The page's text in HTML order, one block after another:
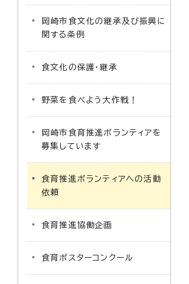
岡崎市食文化の継承及び振興に
関する条例
食文化の保護・継承
野菜を食べよう大作戦！
岡崎市食育推進ボランティアを
募集しています
食育推進ボランティアへの活動
依頼
食育推進協働企画
食育ポスターコンクール